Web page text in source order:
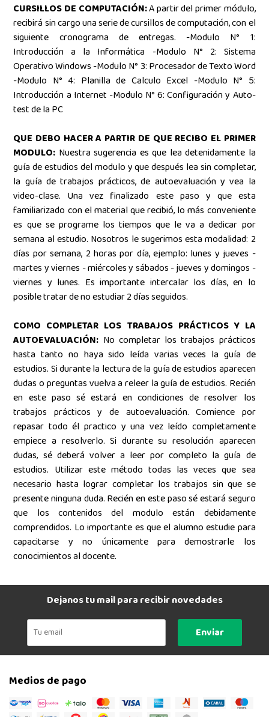
CURSILLOS DE COMPUTACIÓN:A partir del primer módulo,
recibirá sin cargo una serie de cursillos de computación, con el
siguiente cronograma de entregas. -Modulo N° 1:
Introducción a la Informática -Modulo N° 2: Sistema
Operativo Windows -Modulo N° 3: Procesador de Texto Word
-Modulo N° 4: Planilla de Calculo Excel -Modulo N° 5:
Introducción a Internet -Modulo N° 6: Configuración y Auto-
test de la PC
QUE DEBO HACER A PARTIR DE QUE RECIBO EL PRIMER
MODULO: Nuestra sugerencia es que lea detenidamente la
guía de estudios del modulo y que después lea sin completar,
la guía de trabajos prácticos, de autoevaluación y vea la
video-clase. Una vez finalizado este paso y que esta
familiarizado con el material que recibió, lo más conveniente
es que se programe los tiempos que le va a dedicar por
semana al estudio. Nosotros le sugerimos esta modalidad: 2
días por semana, 2 horas por día, ejemplo: lunes y jueves -
martes y viernes - miércoles y sábados - jueves y domingos -
viernes y lunes. Es importante intercalar los días, en lo
posible tratar de no estudiar 2 días seguidos.
COMO COMPLETAR LOS TRABAJOS PRÁCTICOS Y LA
AUTOEVALUACIÓN: No completar los trabajos prácticos
hasta tanto no haya sido leída varias veces la guía de
estudios. Si durante la lectura de la guía de estudios aparecen
dudas o preguntas vuelva a releer la guía de estudios. Recién
en este paso sé estará en condiciones de resolver los
trabajos prácticos y de autoevaluación. Comience por
repasar todo él practico y una vez leído completamente
empiece a resolverlo. Si durante su resolución aparecen
dudas, sé deberá volver a leer por completo la guía de
estudios. Utilizar este método todas las veces que sea
necesario hasta lograr completar los trabajos sin que se
presente ninguna duda. Recién en este paso sé estará seguro
que los contenidos del modulo están debidamente
comprendidos. Lo importante es que el alumno estudie para
capacitarse y no únicamente para demostrarle los
conocimientos al docente.
Dejanos tu mail para recibir novedades
Enviar
Medios de pago